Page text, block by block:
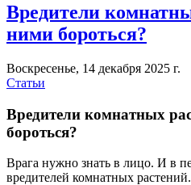
Вредители
ними бороться?
Воскресенье, 14 декабря 2025 г.
Статьи
Вредители комнатных
бороться?
Врага нужно знать в лицо. И в
вредителей комнатных